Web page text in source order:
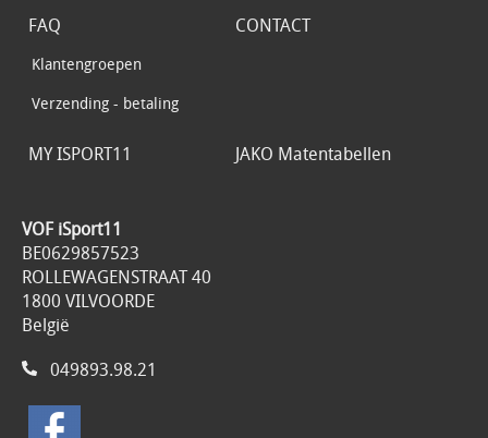
FAQ
Klantengroepen
Verzending - betaling
CONTACT
MY ISPORT11 JAKO Matentabellen
VOF iSport11
BE0629857523
ROLLEWAGENSTRAAT 40
1800 VILVOORDE
België
049893.98.21